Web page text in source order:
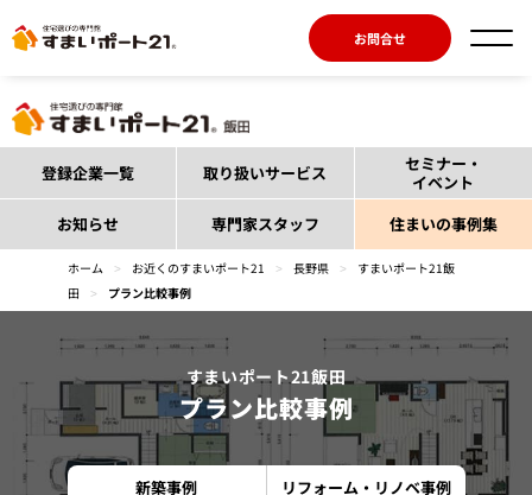
お問合せ
登録企業一覧 取り扱いサービス
セミナー・
イベント
お知らせ
専門家スタッフ 住まいの事例集
ホーム > お近くのすまいポート21 > 長野県 >
すまいポート21飯
田
> プラン比較事例
すまいポート21飯田
プラン比較事例
新築事例 リフォーム・リノベ事例